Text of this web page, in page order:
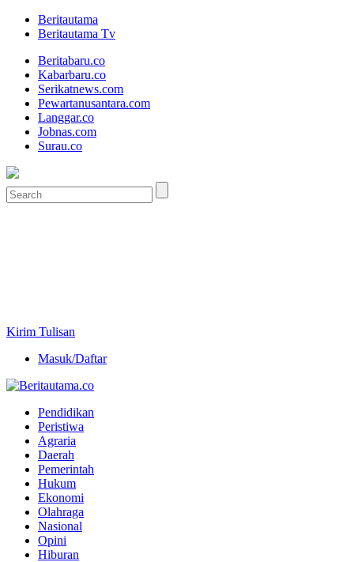
Beritautama
Beritautama Tv
Beritabaru.co
Kabarbaru.co
Serikatnews.com
Pewartanusantara.com
Langgar.co
Jobnas.com
Surau.co
Kirim Tulisan
Masuk/Daftar
Pendidikan
Peristiwa
Agraria
Daerah
Pemerintah
Hukum
Ekonomi
Olahraga
Nasional
Opini
Hiburan